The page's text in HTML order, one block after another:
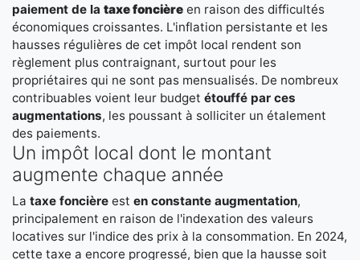
paiement de la taxe foncière en raison des difficultés
économiques croissantes. L'inflation persistante et les
hausses régulières de cet impôt local rendent son
règlement plus contraignant, surtout pour les
propriétaires qui ne sont pas mensualisés. De nombreux
contribuables voient leur budget étouffé par ces
augmentations, les poussant à solliciter un étalement
des paiements.
Un impôt local dont le montant
augmente chaque année
La taxe foncière est en constante augmentation,
principalement en raison de l'indexation des valeurs
locatives sur l'indice des prix à la consommation. En 2024,
cette taxe a encore progressé, bien que la hausse soit